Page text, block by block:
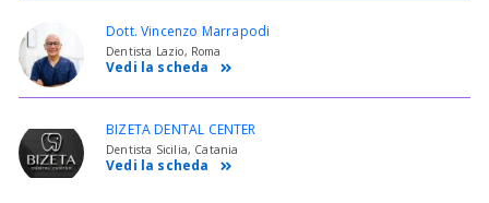
Dott. Vincenzo Marrapodi
Dentista Lazio, Roma
Vedi la scheda
BIZETA DENTAL CENTER
Dentista Sicilia, Catania
Vedi la scheda